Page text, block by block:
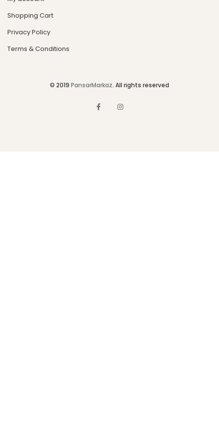
Shopping Cart
Privacy Policy
Terms & Conditions
© 2019 PansarMarkaz. All rights reserved